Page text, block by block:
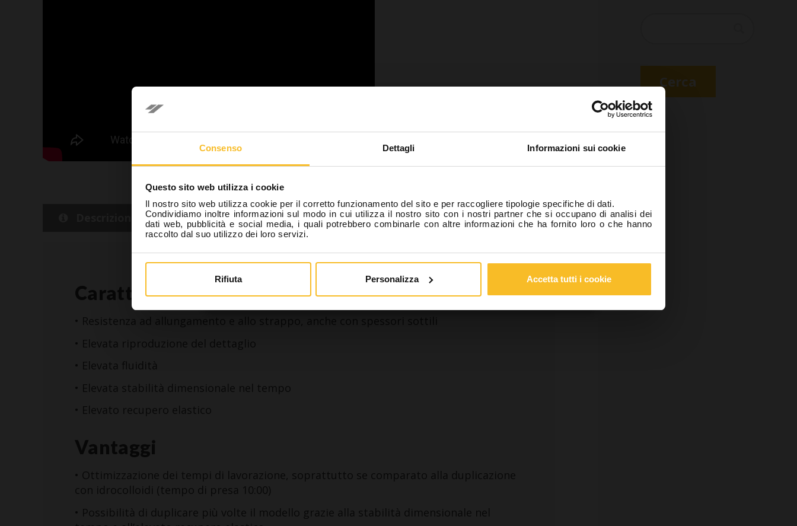
Consenso Dettagli Informazioni sui cookie
Questo sito web utilizza i cookie
Il nostro sito web utilizza cookie per il corretto funzionamento del sito e per raccogliere tipologie specifiche di dati.
Condividiamo inoltre informazioni sul modo in cui utilizza il nostro sito con i nostri partner che si occupano di analisi dei
dati web, pubblicità e social media, i quali potrebbero combinarle con altre informazioni che ha fornito loro o che hanno
raccolto dal suo utilizzo dei loro servizi.
Rifiuta Personalizza Accetta tutti i cookie
Dettaglio Scarica
Caratteristiche
• Resistenza ad allungamento e allo strappo, anche con spessori sottili
• Elevata riproduzione del dettaglio
• Elevata fluidità
• Elevata stabilità dimensionale nel tempo
• Elevato recupero elastico
Vantaggi
• Ottimizzazione dei tempi di lavorazione, soprattutto se comparato alla duplicazione
con idrocolloidi (tempo di presa 10:00)
• Possibilità di duplicare più volte il modello grazie alla stabilità dimensionale nel
Cerca
In ottemperanza con quanto previsto dalla normativa vigente, dichiaro sotto
la mia responsabilità di essere un professionista del settore odontoiatrico
(Odontoiatra, Odontotecnico, Igienista dentale, Assistente alla poltrona) e di
essere pertanto autorizzato a prendere visione del contenuto di questo sito
internet che riporta anche notizie relative a beni pericolosi per la salute e la
sicurezza dei pazienti.
Sono un professionista Non sono un professionista